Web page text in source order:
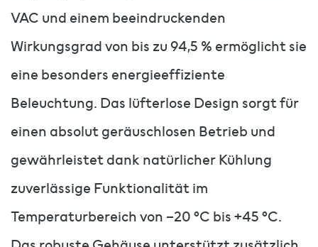
VAC und einem beeindruckenden
Wirkungsgrad von bis zu 94,5 % ermöglicht sie
eine besonders energieeffiziente
Beleuchtung. Das lüfterlose Design sorgt für
einen absolut geräuschlosen Betrieb und
gewährleistet dank natürlicher Kühlung
zuverlässige Funktionalität im
Temperaturbereich von –20 °C bis +45 °C.